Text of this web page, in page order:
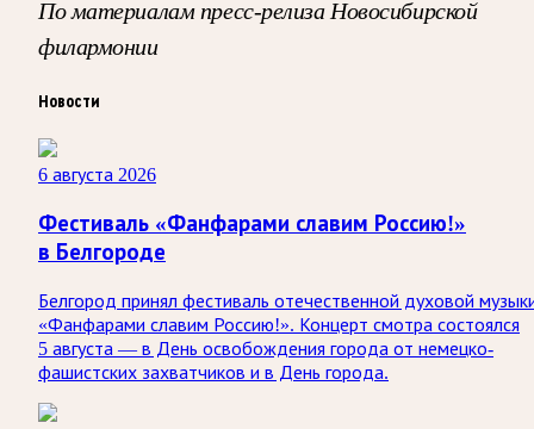
По материалам пресс-релиза Новосибирской
филармонии
Новости
6 августа 2026
Фестиваль «Фанфарами славим Россию!»
в Белгороде
Белгород принял фестиваль отечественной духовой
«Фанфарами славим Россию!». Концерт смотра состоялся
5 августа — в День освобождения города от немецко-
фашистских захватчиков и в День города.